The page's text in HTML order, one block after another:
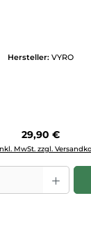
Hersteller: VYRO
Regulärer
29,90 €
MwSt. zzgl.
den gewünschten